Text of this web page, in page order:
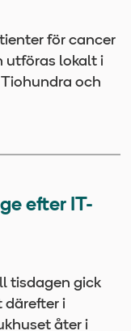
för cancer
utföras lokalt i
och
efter IT-
tisdagen gick
därefter i
åter i